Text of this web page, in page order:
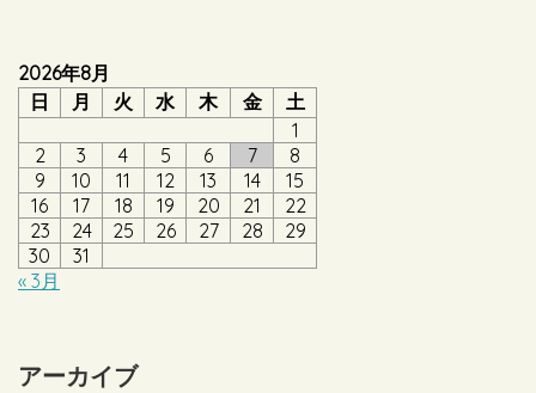
2026年8月
日
月 火 水 木 金
土
1
2
3 4 5 6 7
8
9
10 11 12 13 14
15
16
17 18 19 20 21
22
23
24 25 26 27 28
29
30
31
« 3月
アーカイブ